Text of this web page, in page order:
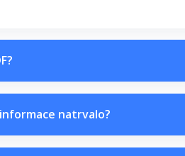
natrvalo?